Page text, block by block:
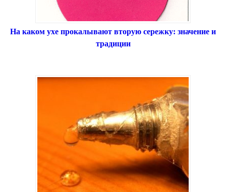
На каком ухе прокалывают вторую сережку: значение и
традиции